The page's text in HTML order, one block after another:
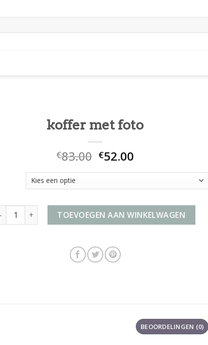
koffer met foto
€83.00 €52.00
met foto aantalTOEVOEGEN AAN WINKELWAGEN
BEOORDELINGEN (0)